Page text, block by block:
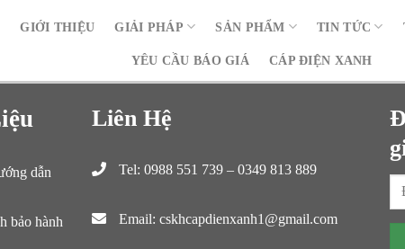
GIỚI THIỆU GIẢI PHÁP SẢN PHẨM TIN TỨC
YÊU CẦU BÁO GIÁ CÁP ĐIỆN XANH
dẫn
bảo hành
Liên Hệ
Tel: 0988 551 739 – 0349 813 889
Email: cskhcapdienxanh1@gmail.com